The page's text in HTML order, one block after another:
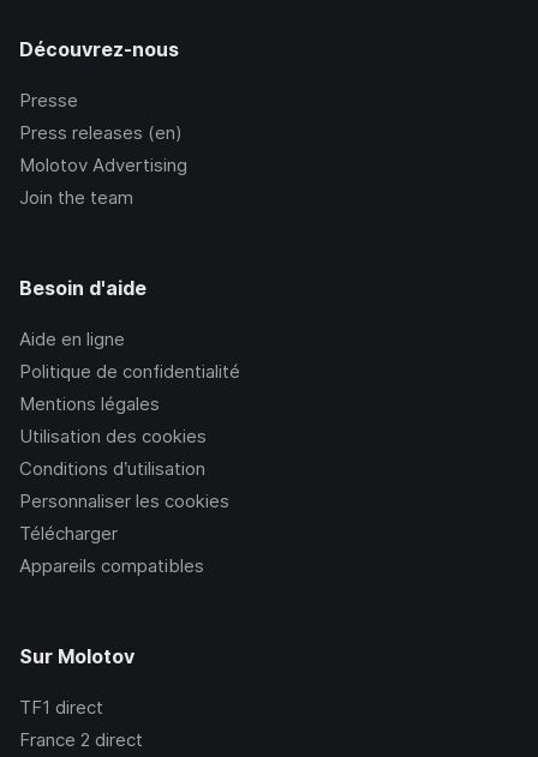
Découvrez-nous
Presse
Press releases (en)
Molotov Advertising
Join the team
Besoin d'aide
Aide en ligne
Politique de confidentialité
Mentions légales
Utilisation des cookies
Conditions d’utilisation
Personnaliser les cookies
Télécharger
Appareils compatibles
Sur Molotov
TF1 direct
France 2 direct